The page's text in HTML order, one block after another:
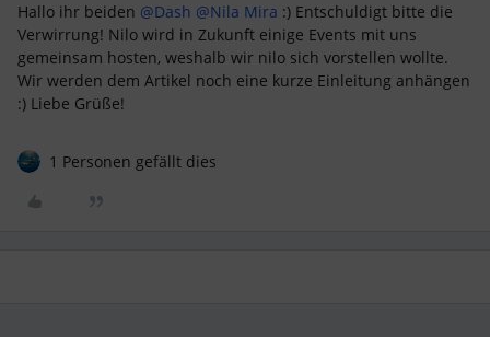
Hallo ihr beiden ​ @Dash @Nila Mira :) Entschuldigt bitte die
Verwirrung! Nilo wird in Zukunft einige Events mit uns
gemeinsam hosten, weshalb wir nilo sich vorstellen wollte.
Wir werden dem Artikel noch eine kurze Einleitung anhängen
:) Liebe Grüße!
1 Personen gefällt dies